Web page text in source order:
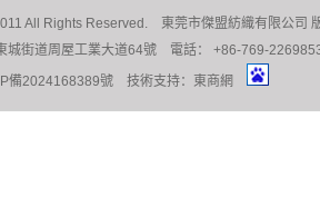
All Rights Reserved. 東莞市傑盟紡織有限公司
城街道周屋工業大道64號 電話： +86-769-
備2024168389號 技術支持： 東商網